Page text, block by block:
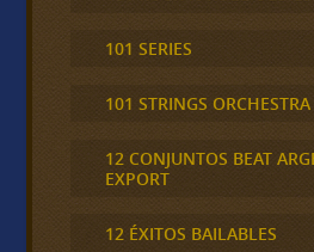
101 SERIES
101 STRINGS ORCHESTRA
12 CONJUNTOS BEAT
EXPORT
12 ÉXITOS BAILABLES